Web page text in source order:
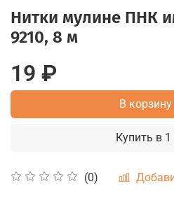
Нитки мулине ПНК
9210, 8 м
(0)
19 ₽
В корзину
Купить в 1